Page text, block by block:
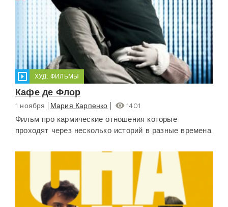
ХУД. ФИЛЬМЫ
Кафе де Флор
1 ноября Мария Карпенко 1401
Фильм про кармические отношения которые
проходят через несколько историй в разные времена.